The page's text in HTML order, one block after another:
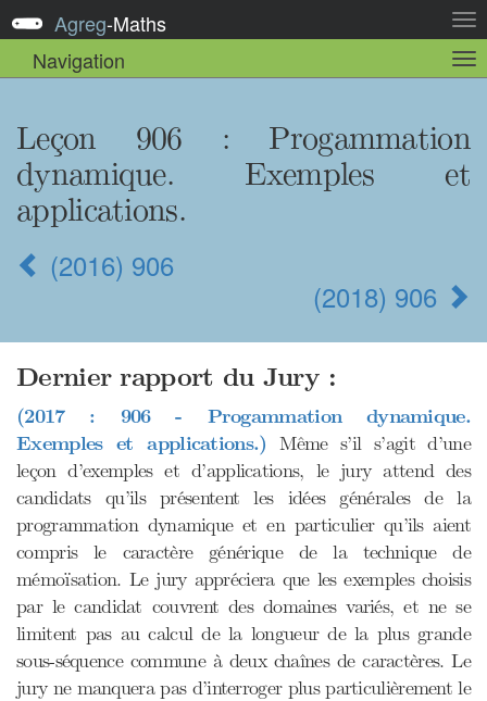
la
Agreg-Maths
Navigation
la
Leçon 906 : Progammation
dynamique. Exemples et
applications.
(2016) 906
(2018) 906
Dernier rapport du Jury :
(2017 : 906 - Progammation dynamique.
Exemples et applications.) Même s’il s’agit d’une
leçon d’exemples et d’applications, le jury attend des
candidats qu’ils présentent les idées générales de la
programmation dynamique et en particulier qu’ils aient
compris le caractère générique de la technique de
mémoïsation. Le jury appréciera que les exemples choisis
par le candidat couvrent des domaines variés, et ne se
limitent pas au calcul de la longueur de la plus grande
sous-séquence commune à deux chaînes de caractères. Le
jury ne manquera pas d’interroger plus particulièrement le